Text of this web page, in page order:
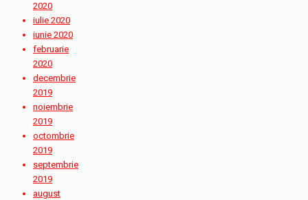
2020
iulie 2020
iunie 2020
februarie
2020
decembrie
2019
noiembrie
2019
octombrie
2019
septembrie
2019
august